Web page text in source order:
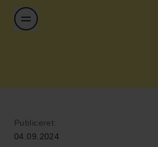
Publiceret:
04.09.2024